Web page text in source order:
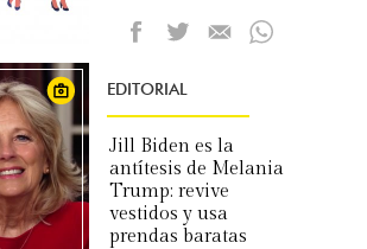
EDITORIAL
Jill Biden es la
antítesis de Melania
Trump: revive
vestidos y usa
prendas baratas